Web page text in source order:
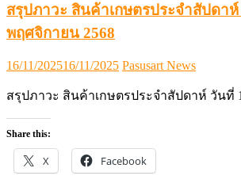
สรุปภาวะ สินค้าเกษตรประจำสัปดาห์
พฤศจิกายน 2568
Posted
16/11/202516/11/2025 Author
Pasusart News
สรุปภาวะ สินค้าเกษตรประจำสัปดาห์ วันที่
Share this:
X Facebook